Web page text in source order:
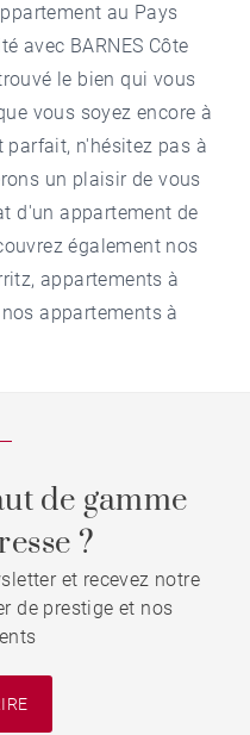
au Pays
avec BARNES Côte
le bien qui vous
vous soyez encore à
parfait, n'hésitez pas à
un plaisir de vous
d'un appartement de
également nos
,appartements à
nosappartements à
de gamme
?
et recevez notre
de prestige et nos